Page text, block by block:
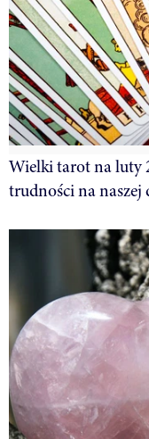
Wielki tarot na luty
trudności na naszej